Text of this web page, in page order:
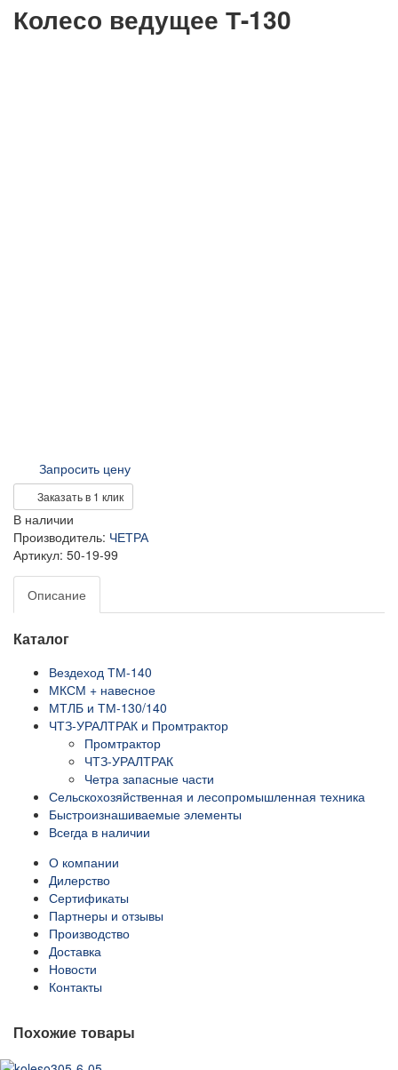
Колесо ведущее Т-130
Запросить цену
Заказать в 1 клик
В наличии
Производитель: ЧЕТРА
Артикул: 50-19-99
Описание
Каталог
Вездеход ТМ-140
МКСМ + навесное
МТЛБ и ТМ-130/140
ЧТЗ-УРАЛТРАК и Промтрактор
Промтрактор
ЧТЗ-УРАЛТРАК
Четра запасные части
Сельскохозяйственная и лесопромышленная техника
Быстроизнашиваемые элементы
Всегда в наличии
О компании
Дилерство
Сертификаты
Партнеры и отзывы
Производство
Доставка
Новости
Контакты
Похожие товары